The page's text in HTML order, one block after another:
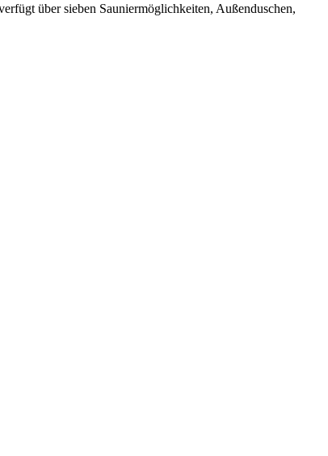
über sieben Sauniermöglichkeiten, Außenduschen,